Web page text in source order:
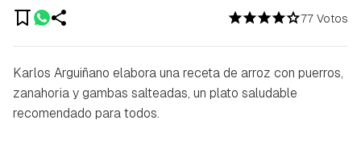
77 Votos
Karlos Arguiñano elabora una receta de arroz con puerros,
zanahoria y gambas salteadas, un plato saludable
recomendado para todos.